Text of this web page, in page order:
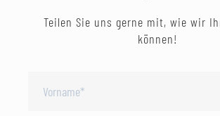
Teilen Sie uns gerne mit, wie wir
können!